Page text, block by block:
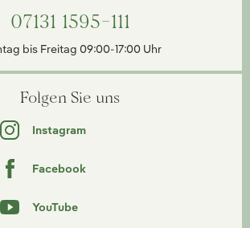
07131 1595-111
bis Freitag 09:00-17:00 Uhr
Folgen Sie uns
Instagram
Facebook
YouTube